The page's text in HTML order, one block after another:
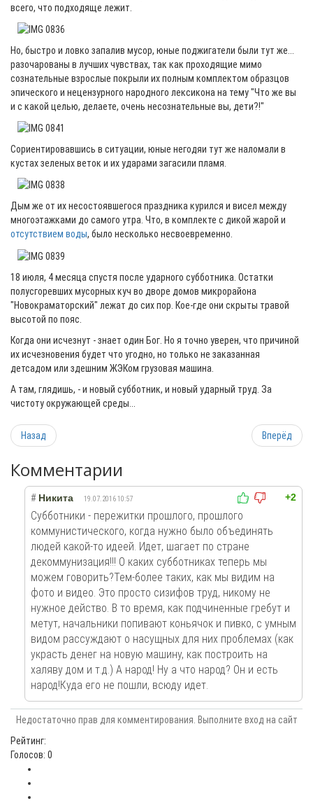
всего, что подходяще лежит.
Но, быстро и ловко запалив мусор, юные поджигатели были тут же...
разочарованы в лучших чувствах, так как проходящие мимо
сознательные взрослые покрыли их полным комплектом образцов
эпического и нецензурного народного лексикона на тему "Что же вы
и с какой целью, делаете, очень несознательные вы, дети?!"
Сориентировавшись в ситуации, юные негодяи тут же наломали в
кустах зеленых веток и их ударами загасили пламя.
Дым же от их несостоявшегося праздника курился и висел между
многоэтажками до самого утра. Что, в комплекте с дикой жарой и
отсутствием воды, было несколько несвоевременно.
18 июля, 4 месяца спустя после ударного субботника. Остатки
полусгоревших мусорных куч во дворе домов микрорайона
"Новокраматорский" лежат до сих пор. Кое-где они скрыты травой
высотой по пояс.
Когда они исчезнут - знает один Бог. Но я точно уверен, что причиной
их исчезновения будет что угодно, но только не заказанная
детсадом или здешним ЖЭКом грузовая машина.
А там, глядишь, - и новый субботник, и новый ударный труд. За
чистоту окружающей среды...
Назад Вперёд
Комментарии
+2
# Никита 19.07.2016 10:57
Субботники - пережитки прошлого, прошлого
коммунистического, когда нужно было объединять
людей какой-то идеей. Идет, шагает по стране
декоммунизация!!! О каких субботниках теперь мы
можем говорить?Тем-более таких, как мы видим на
фото и видео. Это просто сизифов труд, никому не
нужное действо. В то время, как подчиненные гребут и
метут, начальники попивают коньячок и пивко, с умным
видом рассуждают о насущных для них проблемах (как
украсть денег на новую машину, как построить на
халяву дом и т.д.) А народ! Ну а что народ? Он и есть
народ!Куда его не пошли, всюду идет.
Недостаточно прав для комментирования. Выполните вход на сайт
Рейтинг:
Голосов: 0